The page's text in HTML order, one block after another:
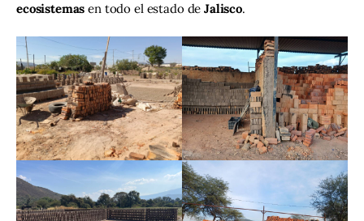
ecosistemas en todo el estado de Jalisco.